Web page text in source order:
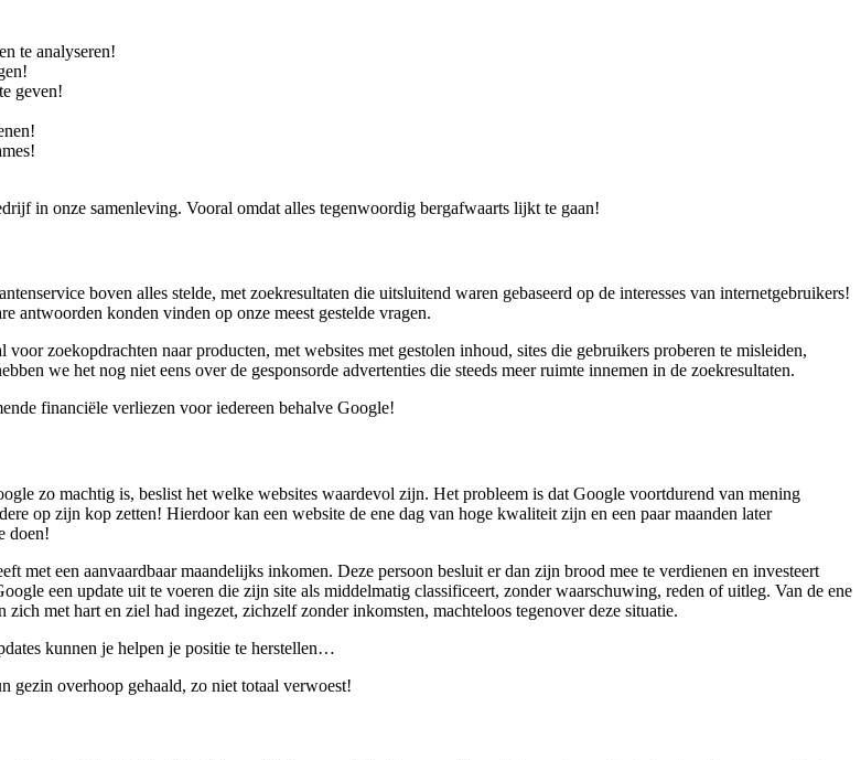
te analyseren!
geven!
in onze samenleving. Vooral omdat alles tegenwoordig bergafwaarts lijkt te gaan!
boven alles stelde, met zoekresultaten die uitsluitend waren gebaseerd op de interesses van internetgebruikers!
antwoorden konden vinden op onze meest gestelde vragen.
zoekopdrachten naar producten, met websites met gestolen inhoud, sites die gebruikers proberen te misleiden,
we het nog niet eens over de gesponsorde advertenties die steeds meer ruimte innemen in de zoekresultaten.
financiële verliezen voor iedereen behalve Google!
zo machtig is, beslist het welke websites waardevol zijn. Het probleem is dat Google voortdurend van mening
op zijn kop zetten! Hierdoor kan een website de ene dag van hoge kwaliteit zijn en een paar maanden later
doen!
met een aanvaardbaar maandelijks inkomen. Deze persoon besluit er dan zijn brood mee te verdienen en investeert
een update uit te voeren die zijn site als middelmatig classificeert, zonder waarschuwing, reden of uitleg. Van de ene
met hart en ziel had ingezet, zichzelf zonder inkomsten, machteloos tegenover deze situatie.
kunnen je helpen je positie te herstellen…
gezin overhoop gehaald, zo niet totaal verwoest!